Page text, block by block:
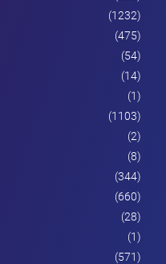
(1232)
(475)
(54)
(14)
(1)
(1103)
(2)
(8)
(344)
(660)
(28)
(1)
(571)